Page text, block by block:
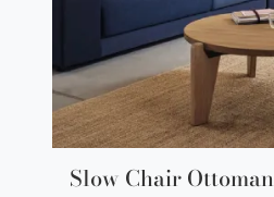
Slow Chair Ottoman